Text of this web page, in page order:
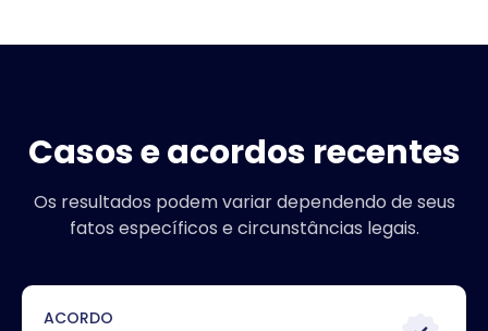
Casos e acordos recentes
Os resultados podem variar dependendo de seus
fatos específicos e circunstâncias legais.
ACORDO